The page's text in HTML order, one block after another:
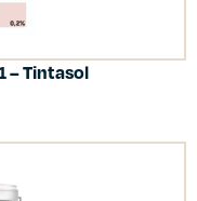
– Tintasol